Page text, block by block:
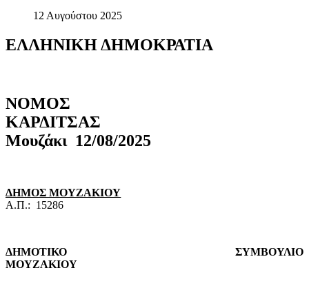
12 Αυγούστου 2025
ΕΛΛΗΝΙΚΗΔΗΜΟΚΡΑΤΙΑ
ΝΟΜΟΣ
Μουζάκι 12/08/2025
ΔΗΜΟΣ ΜΟΥΖΑΚΙΟΥ
Α.Π.: 15286
ΔΗΜΟΤΙΚΟ ΣΥΜΒΟΥΛΙΟ
ΜΟΥΖΑΚΙΟΥ